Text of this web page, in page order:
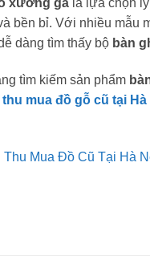
xương gà là lựa chọn
bền bỉ. Với nhiều mẫu
dàng tìm thấy bộ bàn
tìm kiếm sản phẩm
thu mua đồ gỗ cũ tại Hà
Thu Mua Đồ Cũ Tại Hà